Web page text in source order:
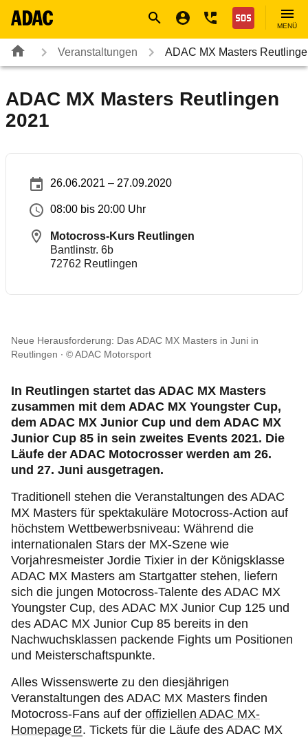
Nothilfe
MENÜ
Veranstaltungen ADAC MX Masters
ADAC MX Masters Reutlingen
2021
26.06.2021 – 27.09.2020
08:00 bis 20:00 Uhr
Motocross-Kurs Reutlingen
Bantlinstr. 6b
72762 Reutlingen
Neue Herausforderung: Das ADAC MX Masters in Juni in
Reutlingen
© ADAC Motorsport
In Reutlingen startet das ADAC MX Masters
zusammen mit dem ADAC MX Youngster Cup,
dem ADAC MX Junior Cup und dem ADAC MX
Junior Cup 85 in sein zweites Events 2021. Die
Läufe der ADAC Motocrosser werden am 26.
und 27. Juni ausgetragen.
Traditionell stehen die Veranstaltungen des ADAC
MX Masters für spektakuläre Motocross-Action auf
höchstem Wettbewerbsniveau: Während die
internationalen Stars der MX-Szene wie
Vorjahresmeister Jordie Tixier in der Königsklasse
ADAC MX Masters am Startgatter stehen, liefern
sich die jungen Motocross-Talente des ADAC MX
Youngster Cup, des ADAC MX Junior Cup 125 und
des ADAC MX Junior Cup 85 bereits in den
Nachwuchsklassen packende Fights um Positionen
und Meisterschaftspunkte.
Alles Wissenswerte zu den diesjährigen
Veranstaltungen des ADAC MX Masters finden
Motocross-Fans auf der offiziellen ADAC MX-
Homepage
. Tickets für die Läufe des ADAC MX